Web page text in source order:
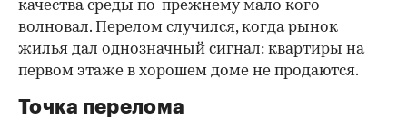
качества среды по-прежнему мало кого
волновал. Перелом случился, когда рынок
жилья дал однозначный сигнал: квартиры на
первом этаже в хорошем доме не продаются.
Точка перелома